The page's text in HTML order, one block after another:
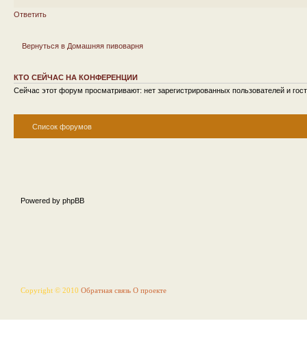
Ответить
Вернуться в Домашняя пивоварня
КТО СЕЙЧАС НА КОНФЕРЕНЦИИ
Сейчас этот форум просматривают: нет зарегистрированных пользователей и
Список форумов
Powered by phpBB
Copyright © 2010 Обратная связь О проекте